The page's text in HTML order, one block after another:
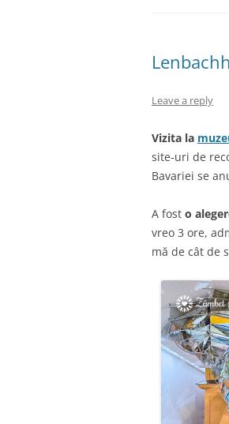
Leave a reply
Vizita la
site-uri de
Bavariei se
A fost o
vreo 3 ore,
mă de cât de